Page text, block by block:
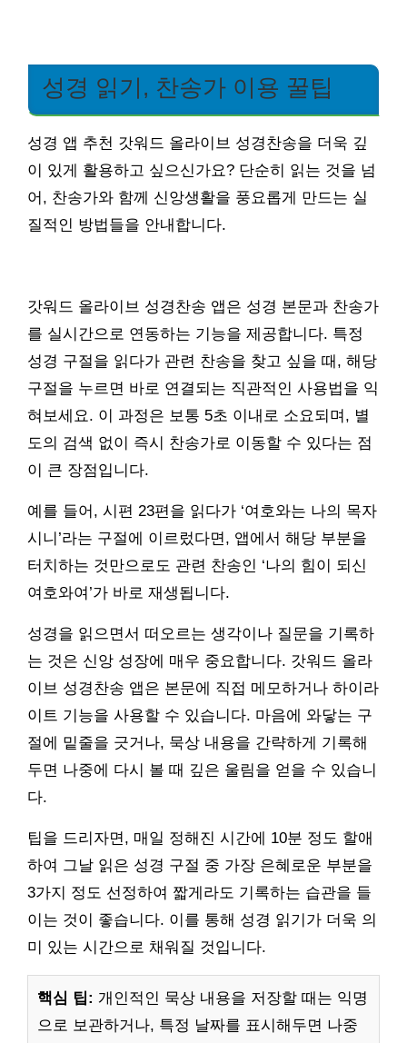
성경 읽기, 찬송가 이용 꿀팁
성경 앱 추천 갓워드 올라이브 성경찬송을 더욱 깊
이 있게 활용하고 싶으신가요? 단순히 읽는 것을 넘
어, 찬송가와 함께 신앙생활을 풍요롭게 만드는 실
질적인 방법들을 안내합니다.
갓워드 올라이브 성경찬송 앱은 성경 본문과 찬송가
를 실시간으로 연동하는 기능을 제공합니다. 특정
성경 구절을 읽다가 관련 찬송을 찾고 싶을 때, 해당
구절을 누르면 바로 연결되는 직관적인 사용법을 익
혀보세요. 이 과정은 보통 5초 이내로 소요되며, 별
도의 검색 없이 즉시 찬송가로 이동할 수 있다는 점
이 큰 장점입니다.
예를 들어, 시편 23편을 읽다가 ‘여호와는 나의 목자
시니’라는 구절에 이르렀다면, 앱에서 해당 부분을
터치하는 것만으로도 관련 찬송인 ‘나의 힘이 되신
여호와여’가 바로 재생됩니다.
성경을 읽으면서 떠오르는 생각이나 질문을 기록하
는 것은 신앙 성장에 매우 중요합니다. 갓워드 올라
이브 성경찬송 앱은 본문에 직접 메모하거나 하이라
이트 기능을 사용할 수 있습니다. 마음에 와닿는 구
절에 밑줄을 긋거나, 묵상 내용을 간략하게 기록해
두면 나중에 다시 볼 때 깊은 울림을 얻을 수 있습니
다.
팁을 드리자면, 매일 정해진 시간에 10분 정도 할애
하여 그날 읽은 성경 구절 중 가장 은혜로운 부분을
3가지 정도 선정하여 짧게라도 기록하는 습관을 들
이는 것이 좋습니다. 이를 통해 성경 읽기가 더욱 의
미 있는 시간으로 채워질 것입니다.
핵심 팁: 개인적인 묵상 내용을 저장할 때는 익명
으로 보관하거나, 특정 날짜를 표시해두면 나중